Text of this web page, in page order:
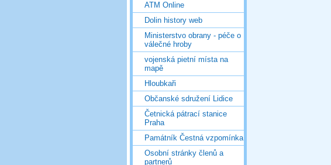
ATM Online
Dolin history web
Ministerstvo obrany - péče o
válečné hroby
vojenská pietní místa na
mapě
Hloubkaři
Občanské sdružení Lidice
Četnická pátrací stanice
Praha
Památník Čestná vzpomínka
Osobní stránky členů a
partnerů